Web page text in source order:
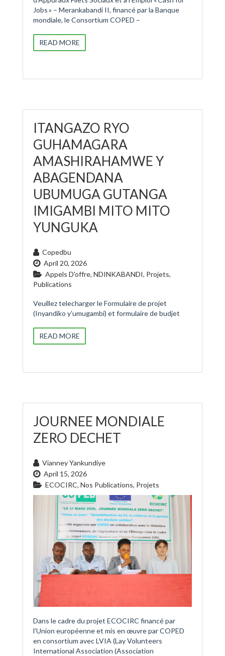
Jobs » – Merankabandi II, financé par la Banque
mondiale, le Consortium COPED –
READ MORE
ITANGAZO RYO
GUHAMAGARA
AMASHIRAHAMWE Y
ABAGENDANA
UBUMUGA GUTANGA
IMIGAMBI MITO MITO
YUNGUKA
Copedbu
April 20, 2026
Appels D'offre, NDINKABANDI, Projets,
Publications
Veuillez telecharger le Formulaire de projet
(Inyandiko y’umugambi) et formulaire de budjet
READ MORE
JOURNEE MONDIALE
ZERO DECHET
Vianney Yankundiye
April 15, 2026
ECOCIRC, Nos Publications, Projets
Dans le cadre du projet ECOCIRC financé par
l’Union européenne et mis en œuvre par COPED
en consortium avec LVIA (Lay Volunteers
International Association (Association